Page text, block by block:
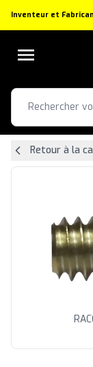
Inventeur et
Retour à la